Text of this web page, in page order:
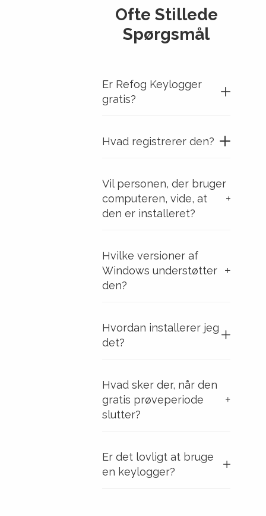
Ofte Stillede
Spørgsmål
Er Refog Keylogger
gratis?
Hvad registrerer den?
Vil personen, der bruger
computeren, vide, at
den er installeret?
Hvilke versioner af
Windows understøtter
den?
Hvordan installerer jeg
det?
Hvad sker der, når den
gratis prøveperiode
slutter?
Er det lovligt at bruge
en keylogger?